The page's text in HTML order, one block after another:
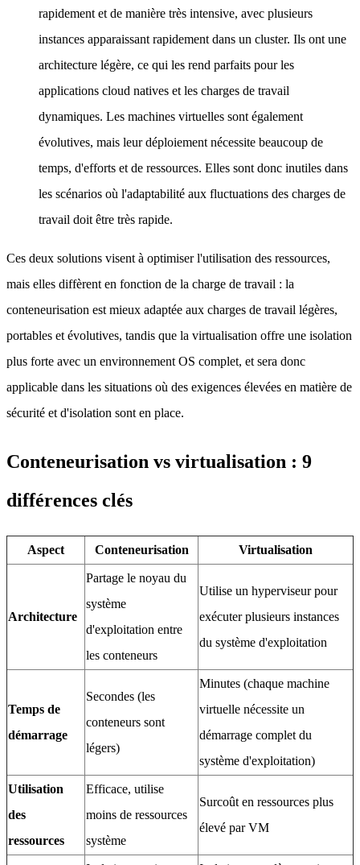
rapidement et de manière très intensive, avec plusieurs
instances apparaissant rapidement dans un cluster. Ils ont une
architecture légère, ce qui les rend parfaits pour les
applications cloud natives et les charges de travail
dynamiques. Les machines virtuelles sont également
évolutives, mais leur déploiement nécessite beaucoup de
temps, d'efforts et de ressources. Elles sont donc inutiles dans
les scénarios où l'adaptabilité aux fluctuations des charges de
travail doit être très rapide.
Ces deux solutions visent à optimiser l'utilisation des ressources,
mais elles diffèrent en fonction de la charge de travail : la
conteneurisation est mieux adaptée aux charges de travail légères,
portables et évolutives, tandis que la virtualisation offre une isolation
plus forte avec un environnement OS complet, et sera donc
applicable dans les situations où des exigences élevées en matière de
sécurité et d'isolation sont en place.
Conteneurisation vs virtualisation : 9
différences clés
Aspect Conteneurisation Virtualisation
Architecture
Partage le noyau du
système
d'exploitation entre
les conteneurs
Utilise un hyperviseur pour
exécuter plusieurs instances
du système d'exploitation
Temps de
démarrage
Secondes (les
conteneurs sont
légers)
Minutes (chaque machine
virtuelle nécessite un
démarrage complet du
système d'exploitation)
Utilisation
des
ressources
Efficace, utilise
moins de ressources
système
Surcoût en ressources plus
élevé par VM